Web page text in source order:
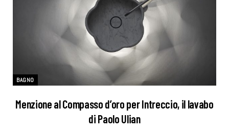
BAGNO
Menzione al Compasso d’oro per Intreccio, il lavabo
di Paolo Ulian